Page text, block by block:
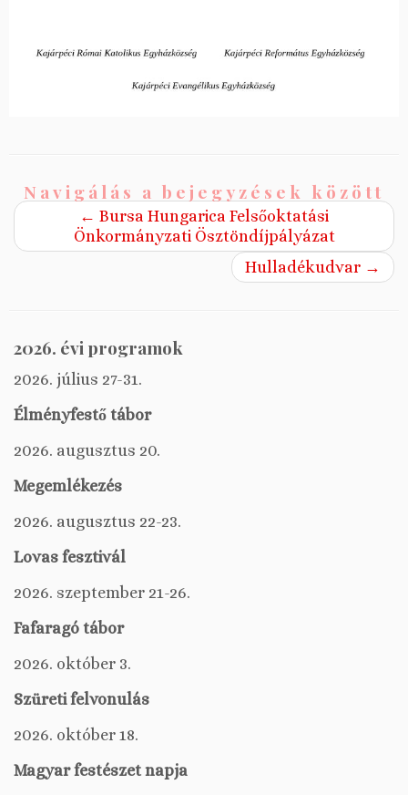
Navigálás a bejegyzések között
← Bursa Hungarica Felsőoktatási
Önkormányzati Ösztöndíjpályázat
Hulladékudvar →
2026. évi programok
2026. július 27-31.
Élményfestő tábor
2026. augusztus 20.
Megemlékezés
2026. augusztus 22-23.
Lovas fesztivál
2026. szeptember 21-26.
Fafaragó tábor
2026. október 3.
Szüreti felvonulás
2026. október 18.
Magyar festészet napja